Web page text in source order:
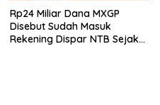
Rp24 Miliar Dana MXGP
Disebut Sudah Masuk
Rekening Dispar NTB Sejak